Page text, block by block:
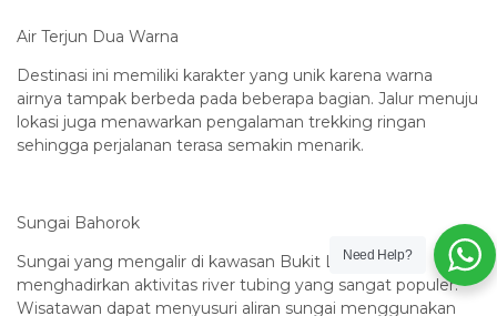
Air Terjun Dua Warna
Destinasi ini memiliki karakter yang unik karena warna
airnya tampak berbeda pada beberapa bagian. Jalur menuju
lokasi juga menawarkan pengalaman trekking ringan
sehingga perjalanan terasa semakin menarik.
Sungai Bahorok
Sungai yang mengalir di kawasan Bukit Lawang
menghadirkan aktivitas river tubing yang sangat populer.
Wisatawan dapat menyusuri aliran sungai menggunakan
Need Help?